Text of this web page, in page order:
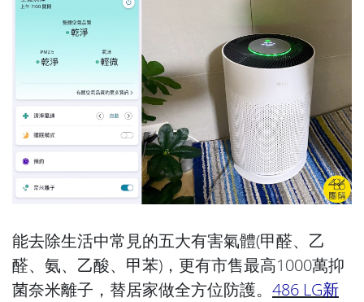
能去除生活中常見的五大有害氣體(甲醛、乙
醛、氨、乙酸、甲苯)，更有市售最高1000萬抑
菌奈米離子，替居家做全方位防護。 486 LG新